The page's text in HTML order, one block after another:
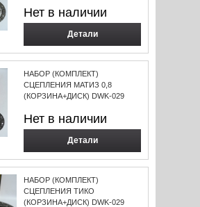
Нет в наличии
Детали
НАБОР (КОМПЛЕКТ)
СЦЕПЛЕНИЯ МАТИЗ 0,8
(КОРЗИНА+ДИСК) DWK-029
Нет в наличии
Детали
НАБОР (КОМПЛЕКТ)
СЦЕПЛЕНИЯ ТИКО
(КОРЗИНА+ДИСК) DWK-029